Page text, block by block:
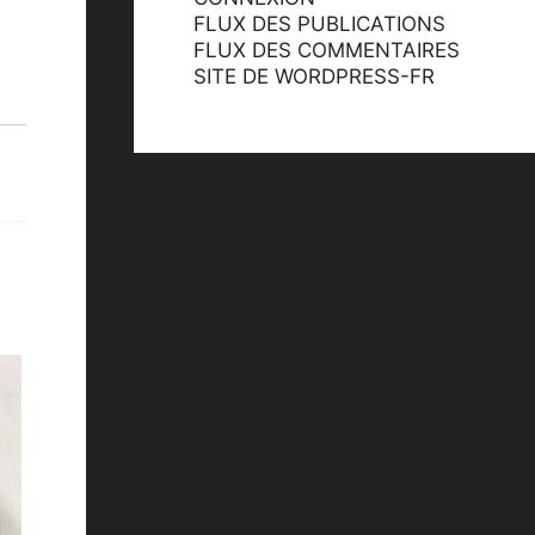
FLUX DES PUBLICATIONS
FLUX DES COMMENTAIRES
SITE DE WORDPRESS-FR